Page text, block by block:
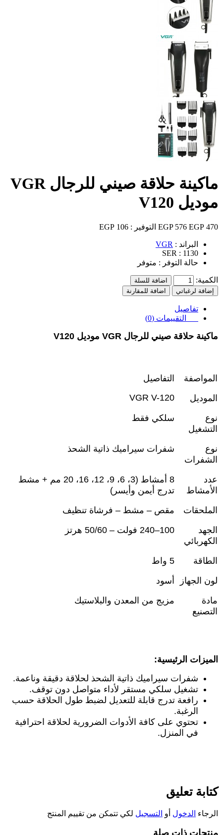
ماكينة حلاقة صيني للرجال VGR
موديل V120
470 EGP
576 EGP التوفير : 106 EGP
البراند : VGR
SER : 1130
حالة التوفر : متوفر
الكمية:
اضافة للسلة
إضافة لرغباتي
اضافة للمقارنة
تفاصيل
التقييمات (0)
ماكينة حلاقة صيني للرجال
المواصفة
التفاصيل
الموديل
VGR V-120
نوع
التشغيل
سلكي فقط
نوع
الشفرات
شفرات سيراميك ذاتية الشحذ
عدد
الأمشاط
8
أمشاط (3، 6، 9، 12، 16، 20 مم + مشط
تدرج أيمن وأيسر)
الملحقات
مقص – مشط – فرشاة تنظيف
الجهد
الكهربائي
100–240 فولت – 50/60 هرتز
الطاقة 5 واط
لون الجهاز
أسود
مادة
التصنيع
مزيج من المعدن والبلاستيك
الميزات الرئيسية:
شفرات سيراميك ذاتية الشحذ لحلاقة دقيقة وناعمة.
تشغيل سلكي مستقر لأداء متواصل دون توقف.
رافعة تدرج قابلة للتعديل لضبط طول الحلاقة حسب
الرغبة.
تحتوي على كافة الأدوات الضرورية لحلاقة احترافية
في المنزل.
كتابة تعليق
الرجاء الدخول أو التسجيل لكي تتمكن من تقييم المنتج
منتجات ذات صلة